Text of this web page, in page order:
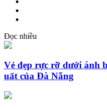
Đọc nhiều
Vẻ đẹp rực rỡ dưới ánh
uất của Đà Nẵng